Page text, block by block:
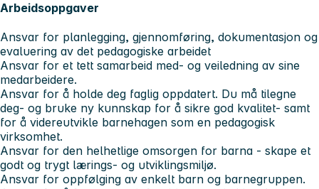
Arbeidsoppgaver
Ansvar for planlegging, gjennomføring, dokumentasjon og
evaluering av det pedagogiske arbeidet
Ansvar for et tett samarbeid med- og veiledning av sine
medarbeidere.
Ansvar for å holde deg faglig oppdatert. Du må tilegne
deg- og bruke ny kunnskap for å sikre god kvalitet- samt
for å videreutvikle barnehagen som en pedagogisk
virksomhet.
Ansvar for den helhetlige omsorgen for barna - skape et
godt og trygt lærings- og utviklingsmiljø.
Ansvar for oppfølging av enkelt barn og barnegruppen.